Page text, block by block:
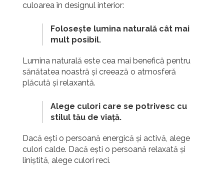
culoarea în designul interior:
Folosește lumina naturală cât mai
mult posibil.
Lumina naturală este cea mai benefică pentru
sănătatea noastră și creează o atmosferă
plăcută și relaxantă.
Alege culori care se potrivesc cu
stilul tău de viață.
Dacă ești o persoană energică și activă, alege
culori calde. Dacă ești o persoană relaxată și
liniștită, alege culori reci.